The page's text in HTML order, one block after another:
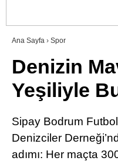
Ana Sayfa › Spor
Denizin
Yeşiliyle
Sipay Bodrum
Denizciler
adımı: Her maçta